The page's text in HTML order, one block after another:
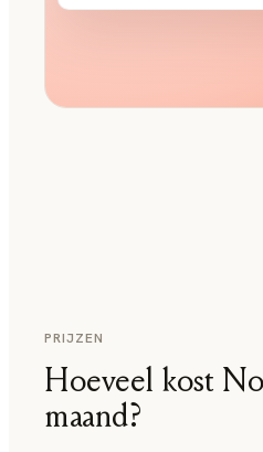
PRIJZEN
Hoeveel kost
maand?